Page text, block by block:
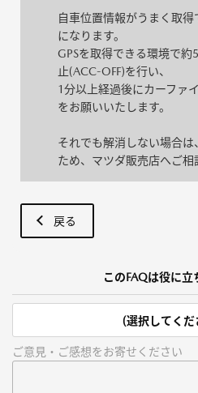
自車位置情報がうまく取
になります。
GPSを取得できる環境で
止(ACC-OFF)を行い、
1分以上経過後にカーファ
をお願いいたします。
それでも解消しない場合
ため、マツダ販売店へご相
戻る
このFAQは役に立
(選択してくだ
ご意見・ご感想をお寄せください